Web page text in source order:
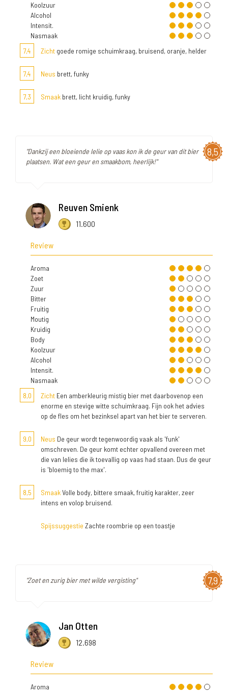
Koolzuur
Alcohol
Intensit.
Nasmaak
7,4
Zicht goede romige schuimkraag, bruisend, oranje, helder
7,4 Neus brett, funky
7,3 Smaak brett, licht kruidig, funky
8,5
"Dankzij een bloeiende lelie op vaas kon ik de geur van dit bier
plaatsen. Wat een geur en smaakbom, heerlijk!"
Reuven Smienk
11.600
Review
Aroma
Zoet
Zuur
Bitter
Fruitig
Moutig
Kruidig
Body
Koolzuur
Alcohol
Intensit.
Nasmaak
8,0
Zicht Een amberkleurig mistig bier met daarbovenop een
enorme en stevige witte schuimkraag. Fijn ook het advies
op de fles om het bezinksel apart van het bier te serveren.
9,0 Neus De geur wordt tegenwoordig vaak als 'funk'
omschreven. De geur komt echter opvallend overeen met
die van lelies die ik toevallig op vaas had staan. Dus de geur
is 'bloemig to the max'.
8,5 SmaakVolle body, bittere smaak, fruitig karakter, zeer
intens en volop bruisend.
Spijssuggestie Zachte roombrie op een toastje
7,9
"Zoet en zurig bier met wilde vergisting"
Jan Otten
12.698
Review
Aroma